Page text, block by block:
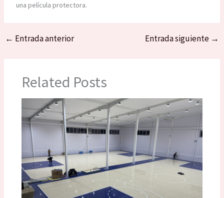
una película protectora.
← Entrada anterior Entrada siguiente →
Related Posts